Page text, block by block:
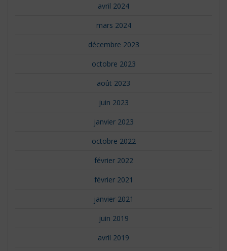
avril 2024
mars 2024
décembre 2023
octobre 2023
août 2023
juin 2023
janvier 2023
octobre 2022
février 2022
février 2021
janvier 2021
juin 2019
avril 2019